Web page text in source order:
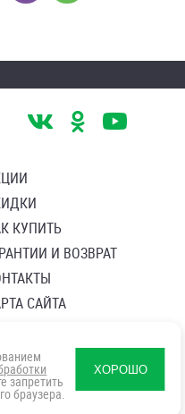
КУПИТЬ
И ВОЗВРАТ
САЙТА
данных
персональных данны
запретить
браузера.
ХОРОШО